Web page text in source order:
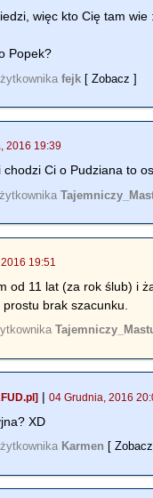
więc kto Cię tam wie
Popek?
fejk [ Zobacz ]
2016 19:39
Ci o Pudziana to
19:51
od 11 lat (za rok ślub) i
brak szacunku.
|04 Grudnia, 2016
XD
Karmen [